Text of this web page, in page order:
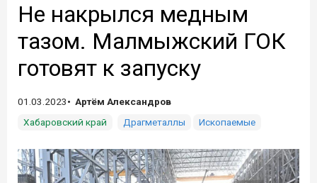
Не накрылся медным
тазом. Малмыжский ГОК
готовят к запуску
01.03.2023
Артём Александров
Хабаровский край
Драгметаллы Ископаемые